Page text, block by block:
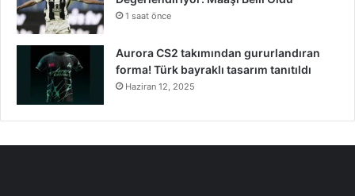
1 saat önce
Aurora CS2 takımından gururlandıran
forma! Türk bayraklı tasarım tanıtıldı
Haziran 12, 2025